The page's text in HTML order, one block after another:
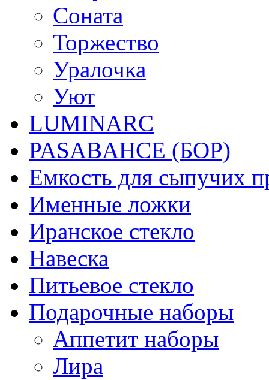
Соната
Торжество
Уралочка
Уют
LUMINARC
PASABAHCE (БОР)
Емкость для сыпучих
Именные ложки
Иранское стекло
Навеска
Питьевое стекло
Подарочные наборы
Аппетит наборы
Лира